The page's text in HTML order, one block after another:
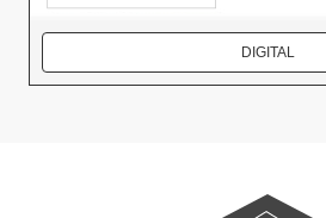
DIGITAL